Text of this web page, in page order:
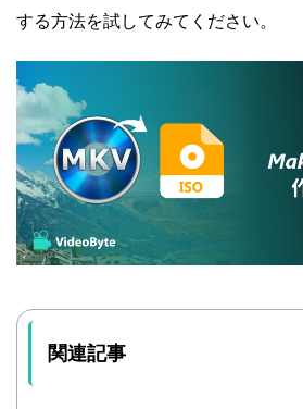
する方法を試してみてください。
関連記事